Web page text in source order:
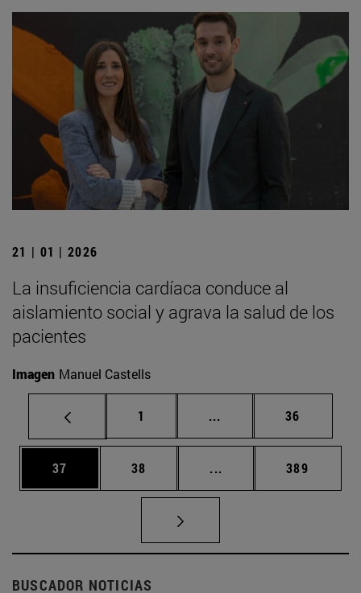
21 | 01 | 2026
La insuficiencia cardíaca conduce al
aislamiento social y agrava la salud de los
pacientes
Imagen Manuel Castells
Página
1 ... Páginas intermedias
Página
36
Página
37 Página
38 ... Páginas intermedias
Página
389
BUSCADOR NOTICIAS